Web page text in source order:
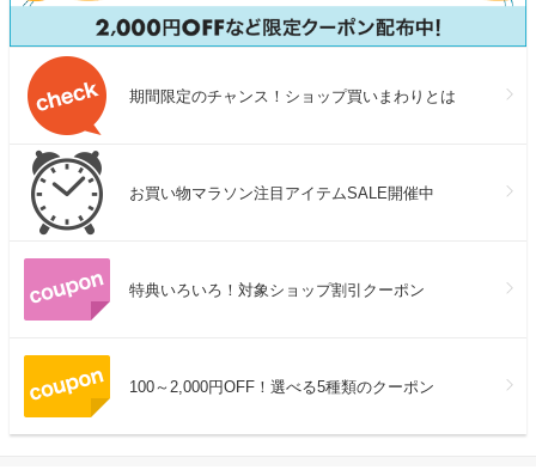
期間限定のチャンス！ショップ買いまわりとは
お買い物マラソン注目アイテムSALE開催中
特典いろいろ！対象ショップ割引クーポン
100～2,000円OFF！選べる5種類のクーポン